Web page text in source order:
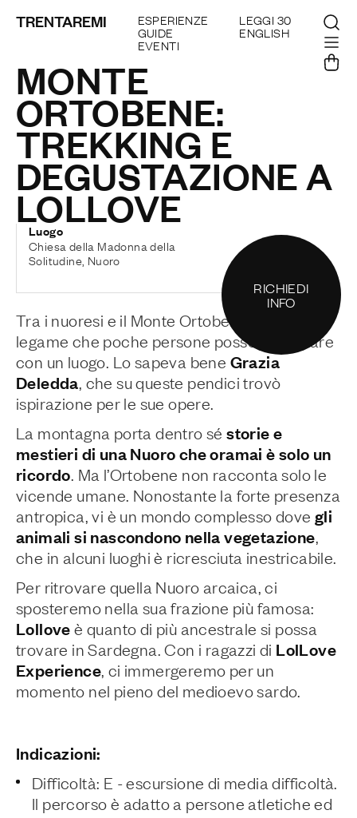
TRENTAREMI ESPERIENZE
GUIDE
EVENTI
LEGGI 30
ENGLISH
MONTE
ORTOBENE:
TREKKING E
DEGUSTAZIONE A
LOLLOVE
Luogo
Chiesa della Madonna della
Solitudine, Nuoro
RICHIEDI
INFO
Tra i nuoresi e il Monte Ortobene
legame che poche persone possono vantare
con un luogo. Lo sapeva bene Grazia
Deledda , che su queste pendici trovò
ispirazione per le sue opere.
La montagna porta dentro séstorie e
mestieri di una Nuoro che oramai è solo un
ricordo . Ma l’Ortobene non racconta solo le
vicende umane. Nonostante la forte presenza
antropica, vi è un mondo complesso dove gli
animali si nascondono nella vegetazione
che in alcuni luoghi è ricresciuta inestricabile.
Per ritrovare quella Nuoro arcaica, ci
sposteremo nella sua frazione più famosa:
Lolloveè quanto di più ancestrale si possa
trovare in Sardegna. Con i ragazzi di LolLove
Experience , ci immergeremo per un
momento nel pieno del medioevo sardo.
Indicazioni:
Difficoltà: E - escursione di media difficoltà.
Il percorso è adatto a persone atletiche ed